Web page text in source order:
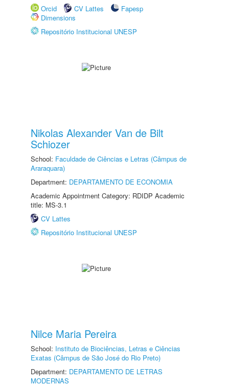
Orcid
CV Lattes
Fapesp
Dimensions
Repositório Institucional UNESP
Nikolas Alexander Van de Bilt
Schiozer
School: Faculdade de Ciências e Letras (Câmpus de
Araraquara)
Department: DEPARTAMENTO DE ECONOMIA
Academic Appointment Category: RDIDP Academic
title: MS-3.1
CV Lattes
Repositório Institucional UNESP
Nilce Maria Pereira
School: Instituto de Biociências, Letras e Ciências
Exatas (Câmpus de São José do Rio Preto)
Department: DEPARTAMENTO DE LETRAS
MODERNAS